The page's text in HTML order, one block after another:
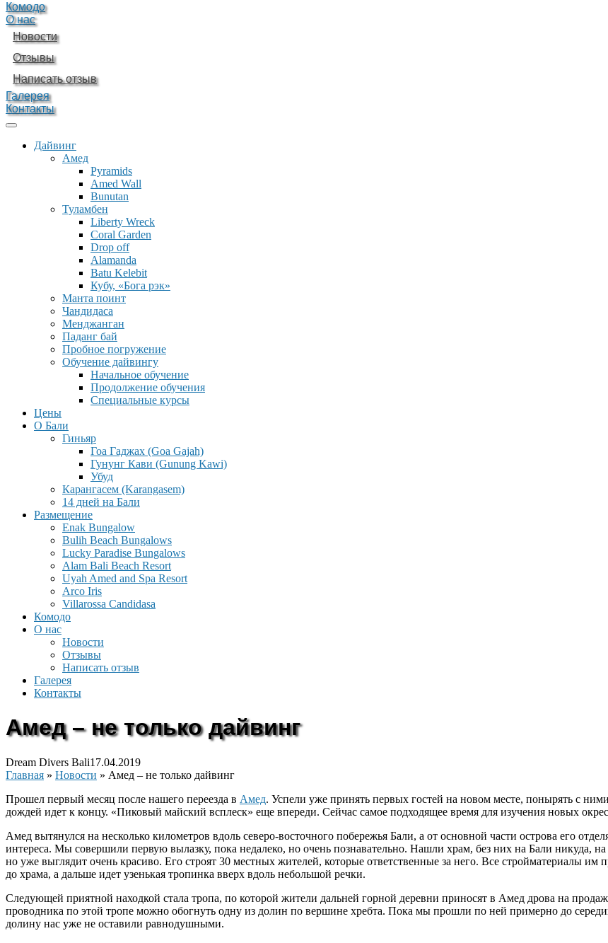
Комодо
О нас
Новости
Отзывы
Написать отзыв
Галерея
Контакты
Дайвинг
Амед
Pyramids
Amed Wall
Bunutan
Туламбен
Liberty Wreck
Coral Garden
Drop off
Alamanda
Batu Kelebit
Кубу, «Бога рэк»
Манта поинт
Чандидаса
Менджанган
Паданг бай
Пробное погружение
Обучение дайвингу
Начальное обучение
Продолжение обучения
Специальные курсы
Цены
О Бали
Гиньяр
Гоа Гаджах (Goa Gajah)
Гунунг Кави (Gunung Kawi)
Убуд
Карангасем (Karangasem)
14 дней на Бали
Размещение
Enak Bungalow
Bulih Beach Bungalows
Lucky Paradise Bungalows
Alam Bali Beach Resort
Uyah Amed and Spa Resort
Arco Iris
Villarossa Candidasa
Комодо
О нас
Новости
Отзывы
Написать отзыв
Галерея
Контакты
Амед – не только дайвинг
Dream Divers Bali17.04.2019
Главная » Новости » Амед – не только дайвинг
Прошел первый месяц после нашего переезда в Амед. Успели уже принять первых гостей на новом месте, понырять с
дождей идет к концу. «Пиковый майский всплеск» еще впереди. Сейчас самое подходящее время для изучения новых
Амед вытянулся на несколько километров вдоль северо-восточного побережья Бали, а от основной части острова его
интереса. Мы совершили первую вылазку, пока недалеко, но очень познавательно. Нашли храм, без них на Бали никуда,
но уже выглядит очень красиво. Его строят 30 местных жителей, которые ответственные за него. Все стройматериалы им
до храма, а дальше идет узенькая тропинка вверх вдоль небольшой речки.
Следующей приятной находкой стала тропа, по которой жители дальней горной деревни приносят в Амед дрова на
проводника по этой тропе можно обогнуть одну из долин по вершине хребта. Пока мы прошли по ней примерно до
долину нас уже не оставили равнодушными.